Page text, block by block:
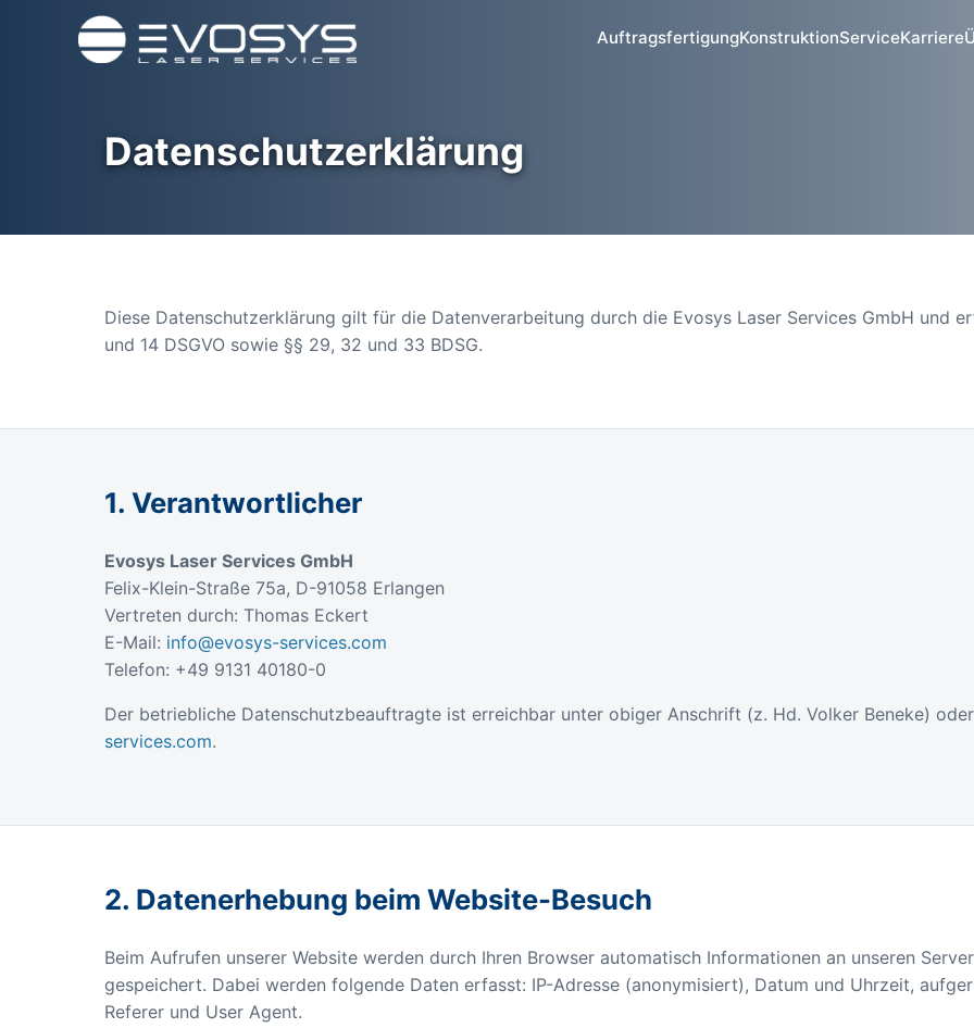
AuftragsfertigungKonstruktionServiceKarriere
Datenschutzerklärung
Diese Datenschutzerklärung gilt für die Datenverarbeitung durch die Evosys Laser Services GmbH und
und 14 DSGVO sowie §§ 29, 32 und 33 BDSG.
1. Verantwortlicher
Evosys Laser Services GmbH
Felix-Klein-Straße 75a, D-91058 Erlangen
Vertreten durch: Thomas Eckert
E-Mail: info@evosys-services.com
Telefon: +49 9131 40180-0
Der betriebliche Datenschutzbeauftragte ist erreichbar unter obiger Anschrift (z. Hd. Volker Beneke)
services.com.
2. Datenerhebung beim Website-Besuch
Beim Aufrufen unserer Website werden durch Ihren Browser automatisch Informationen an unseren
gespeichert. Dabei werden folgende Daten erfasst: IP-Adresse (anonymisiert), Datum und Uhrzeit,
Referer und User Agent.